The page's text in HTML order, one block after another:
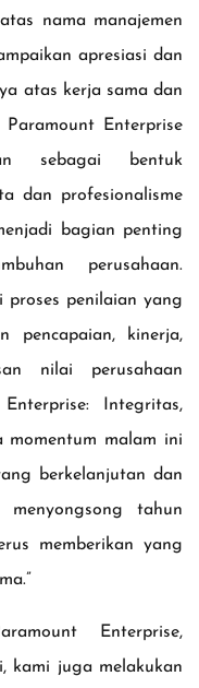
nama manajemen
apresiasi dan
atas kerja sama dan
Enterprise
sebagai bentuk
dan profesionalisme
bagian penting
perusahaan.
proses penilaian yang
pencapaian, kinerja,
nilai perusahaan
Integritas,
momentum malam ini
berkelanjutan dan
menyongsong tahun
memberikan yang
Enterprise,
kami juga melakukan